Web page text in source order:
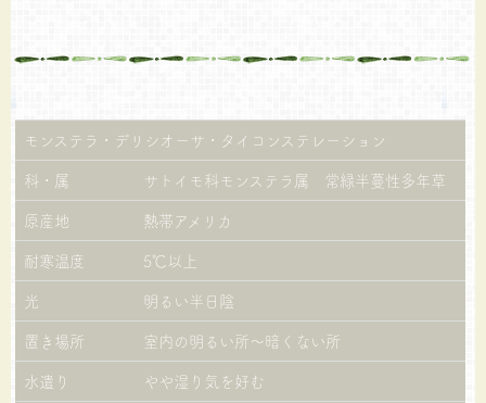
モンステラ・デリシオーサ・タイコンステレーション
科・属
サトイモ科モンステラ属 常緑半蔓性多年草
原産地
熱帯アメリカ
耐寒温度
5℃以上
光
明るい半日陰
置き場所
室内の明るい所～暗くない所
水遣り
やや湿り気を好む